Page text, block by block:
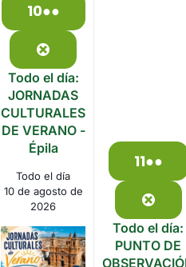
1010
agosto
de
2026
●●
(3
events)
Close
Todo el día:
JORNADAS
CULTURALES
DE VERANO -
Épila
Todo el día
10 de agosto de
2026
1111
de
2026
●●
(2
Todo el día:
PUNTO DE